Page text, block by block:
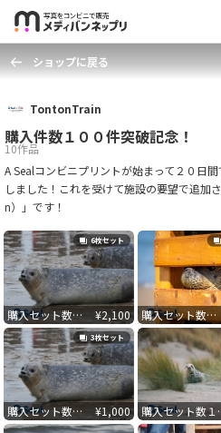
メディ
ショップに戻る
TontonTrain
購入件数１００件突破記念！
10作品
A Sealコンビニプリントが始まって２０日
しました！これを受けて施設の要望で追加
n）」です！
複数枚
6枚セット
購入セット数１００枚突破記念全６枚セット ¥2,100 購入セット数１００枚突破記念３枚セットC
複数枚
3枚セット
購入セット数１００枚突破記念３枚セットA ¥1,000 購入セッ